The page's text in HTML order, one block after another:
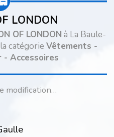
LONDON
OF LONDON à La Baule-
catégorie Vêtements -
Accessoires
modification…